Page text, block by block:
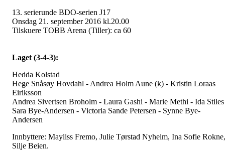
13. serierunde BDO-serien J17
Onsdag 21. september 2016 kl.20.00
Tilskuere TOBB Arena (Tiller): ca 60
Laget (3-4-3):
Hedda Kolstad
Hege Snåsøy Hovdahl - Andrea Holm Aune (k) - Kristin Loraas
Eiriksson
Andrea Sivertsen Broholm - Laura Gashi - Marie Methi - Ida Stiles
Sara Bye-Andersen - Victoria Sande Petersen - Synne Bye-
Andersen
Innbyttere: Mayliss Fremo, Julie Tørstad Nyheim, Ina Sofie Rokne,
Silje Beien.